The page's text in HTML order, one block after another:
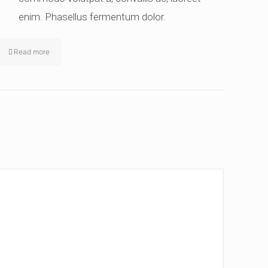
enim. Phasellus fermentum dolor.
Read more